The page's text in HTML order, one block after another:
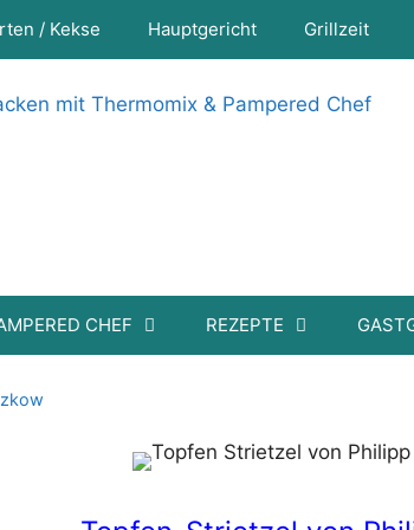
/ Kekse Hauptgericht Grillzeit
CHEF REZEPTE